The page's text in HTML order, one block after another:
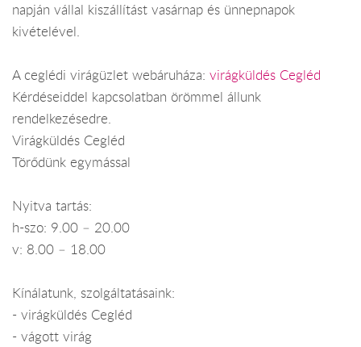
napján vállal kiszállítást vasárnap és ünnepnapok
kivételével.
A ceglédi virágüzlet webáruháza: virágküldés Cegléd
Kérdéseiddel kapcsolatban örömmel állunk
rendelkezésedre.
Virágküldés Cegléd
Törődünk egymással
Nyitva tartás:
h-szo: 9.00 – 20.00
v: 8.00 – 18.00
Kínálatunk, szolgáltatásaink:
- virágküldés Cegléd
- vágott virág